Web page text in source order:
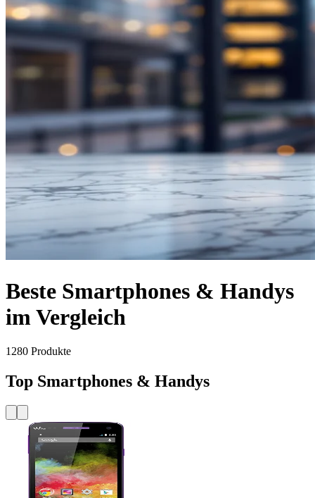
Beste Smartphones & Handys
im Vergleich
1280 Produkte
Top Smartphones & Handys